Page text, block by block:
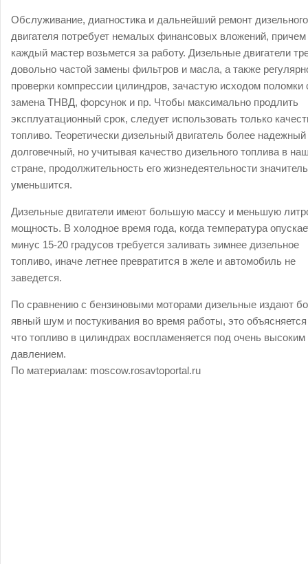
Обслуживание, диагностика и дальнейший ремонт дизельного
двигателя потребует немалых финансовых вложений, причем
каждый мастер возьмется за работу. Дизельные двигатели
довольно частой замены фильтров и масла, а также
проверки компрессии цилиндров, зачастую исходом поломки
замена ТНВД, форсунок и пр. Чтобы максимально продлить
эксплуатационный срок, следует использовать только
топливо. Теоретически дизельный двигатель более надежный
долговечный, но учитывая качество дизельного топлива в
стране, продолжительность его жизнедеятельности
уменьшится.
Дизельные двигатели имеют большую массу и меньшую
мощность. В холодное время года, когда температура
минус 15-20 градусов требуется заливать зимнее дизельное
топливо, иначе летнее превратится в желе и автомобиль не
заведется.
По сравнению с бензиновыми моторами дизельные издают
явный шум и постукивания во время работы, это
что топливо в цилиндрах воспламеняется под очень высоким
давлением.
По материалам: moscow.rosavtoportal.ru